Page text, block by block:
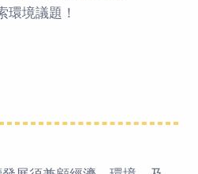
環境議題！